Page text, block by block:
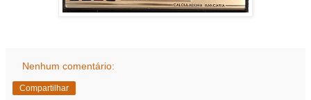
Nenhum comentário:
Compartilhar